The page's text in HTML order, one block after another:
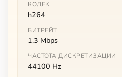
КОДЕК
h264
БИТРЕЙТ
1.3 Mbps
ЧАСТОТА ДИСКРЕТИЗАЦИИ
44100 Hz